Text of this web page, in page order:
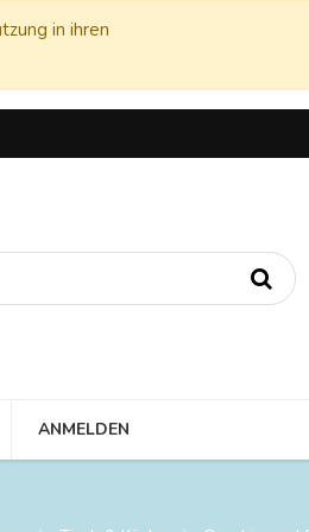
in ihren
ANMELDEN